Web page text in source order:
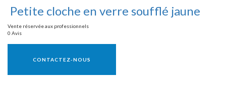
Petite cloche en verre soufflé jaune
Vente réservée aux professionnels
0 Avis
CONTACTEZ-NOUS